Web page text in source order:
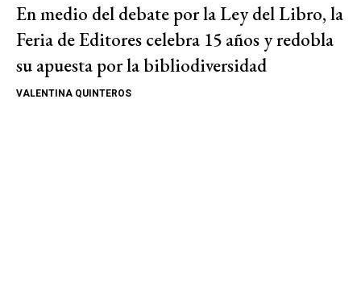
En medio del debate por la Ley del Libro, la
Feria de Editores celebra 15 años y redobla
su apuesta por la bibliodiversidad
VALENTINA QUINTEROS